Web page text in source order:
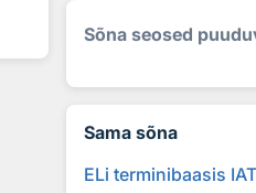
Sõna seosed
Sama sõna
ELi terminibaasis